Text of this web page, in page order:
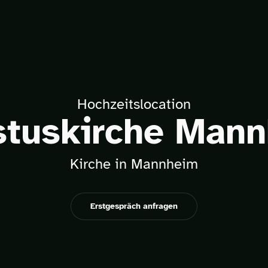
Hochzeitslocation
Kirche in Mannheim
Erstgespräch anfragen